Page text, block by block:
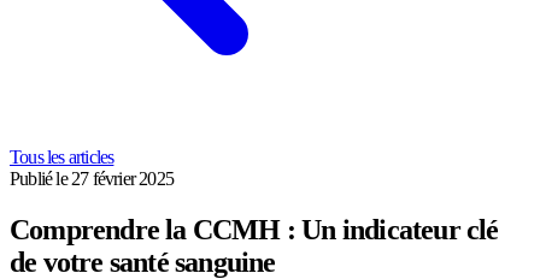
Tous les articles
Publié le 27 février 2025
Comprendre la CCMH : Un indicateur clé
de votre santé sanguine